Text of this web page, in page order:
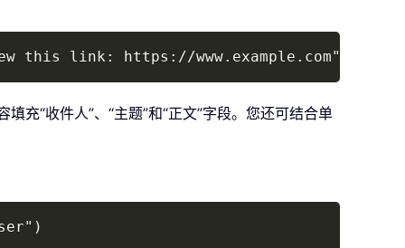
this link: https:// Copy
充“收件人”、“主题”和“正文”字段。您还可结合单